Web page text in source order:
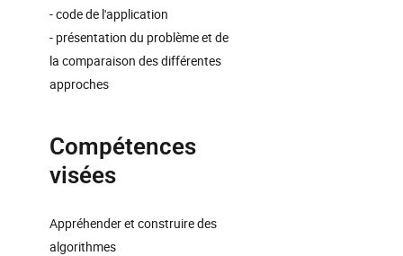
- code de l'application
- présentation du problème et de
la comparaison des différentes
approches
Compétences
visées
Appréhender et construire des
algorithmes